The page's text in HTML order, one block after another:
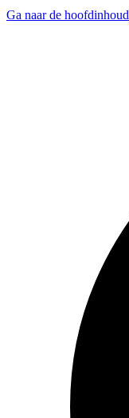
Ga naar de hoofdinhoud